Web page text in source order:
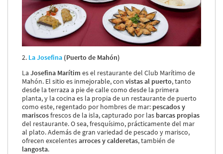
2. La Josefina (Puerto de Mahón)
LaJosefina Marítim es el restaurante del Club Marítimo de
Mahón. El sitio es inmejorable, con vistas al puerto, tanto
desde la terraza a pie de calle como desde la primera
planta, y la cocina es la propia de un restaurante de puerto
como este, regentado por hombres de mar: pescados y
mariscosfrescos de la isla, capturado por las barcas propias
del restaurante. O sea, fresquísimo, prácticamente del mar
al plato. Además de gran variedad de pescado y marisco,
ofrecen excelentesarroces y calderetas, también de
langosta.